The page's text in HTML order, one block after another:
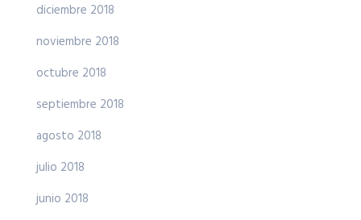
diciembre 2018
noviembre 2018
octubre 2018
septiembre 2018
agosto 2018
julio 2018
junio 2018